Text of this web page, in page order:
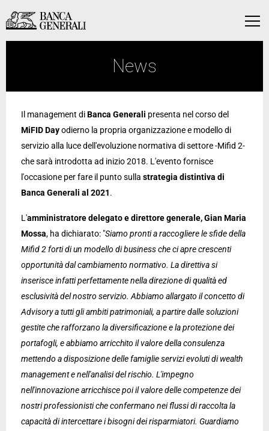
Vai al contenuto principale
Menu
Vai al contenuto principale
News
Il management diBanca Generali presenta nel corso del
MiFID Dayodierno la propria organizzazione e modello di
servizio alla luce dell'evoluzione normativa di settore -Mifid 2-
che sarà introdotta ad inizio 2018. L'evento fornisce
l'occasione per fare il punto sulla strategia distintiva di
Banca Generali al 2021.
L'amministratore delegato e direttore generale, Gian Maria
Mossa, ha dichiarato: "Siamo pronti a raccogliere le sfide della
Mifid 2 forti di un modello di business che ci apre crescenti
opportunità dal cambiamento normativo. La direttiva si
inserisce infatti perfettamente nella direzione di qualità ed
esclusività del nostro servizio. Abbiamo allargato il concetto di
Advisory a tutti gli ambiti patrimoniali, a partire dalle soluzioni
gestite che rafforzano la diversificazione e la protezione dei
portafogli, e abbiamo arricchito il valore della consulenza
mettendo a disposizione delle famiglie servizi evoluti di wealth
management e nell'analisi del rischio. L'impegno
nell'innovazione arricchisce poi il valore delle competenze dei
nostri professionisti che confermano nei flussi di raccolta la
capacità di intercettare i bisogni dei risparmiatori. Guardiamo